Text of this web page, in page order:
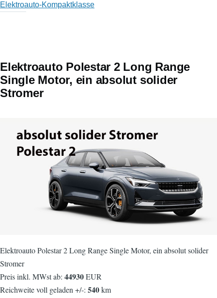
Elektroauto-Kompaktklasse
Elektroauto Polestar 2 Long Range
Single Motor, ein absolut solider
Stromer
Elektroauto Polestar 2 Long Range Single Motor, ein absolut solider
Stromer
Preis inkl. MWst ab: 44930EUR
Reichweite voll geladen +/-: 540km